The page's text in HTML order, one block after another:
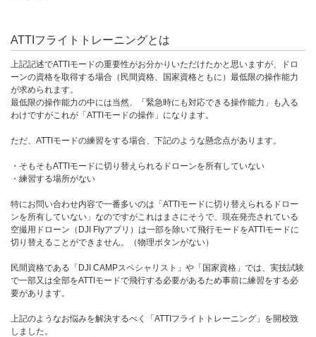
ATTIフライトトレーニングとは
上記記述でATTIモードの重要性がお分かりいただけたかと思いますが、ドロ
ーンの資格を取得する場合（民間資格、国家資格ともに）最低限の操作能力
が求められます。
最低限の操作能力の中には当然、「緊急時にも対応できる操作能力」も入る
わけですがこれが「ATTIモードの操作」になります。
ただ、ATTIモードの練習をする場合、下記のような懸念点があります。
・そもそもATTIモードに切り替えられるドローンを所有していない
・練習する場所がない
特にお問い合わせ内容で一番多いのは「ATTIモードに切り替えられるドロー
ンを所有していない」なのですがこれはまさにそうで、現在発売されている
空撮用ドローン（DJI Flyアプリ）は一部を除いて飛行モードをATTIモードに
切り替えることができません。（物理ボタンがない）
民間資格である「DJI CAMPスペシャリスト」や「国家資格」では、実技試験
で一部又は全部をATTIモードで飛行する必要があるため事前に練習をする必
要があります。
上記のようなお悩みを解決するべく「ATTIフライトトレーニング」を開校致
しました。